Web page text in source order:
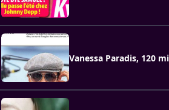
Vanessa Paradis, 120